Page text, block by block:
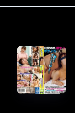
HUNTA-
895
Kanade
Jiyuu